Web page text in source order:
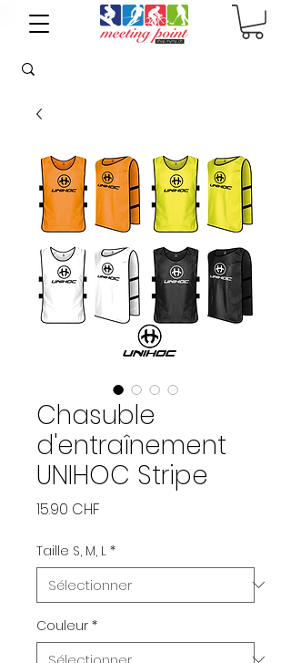
Chasuble
d'entraînement
UNIHOC Stripe
15.90 CHF
Taille S, M, L *
Couleur *